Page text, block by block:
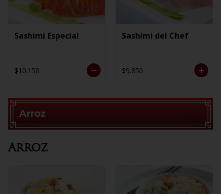
Sashimi Especial
$10.150
Sashimi del Chef
$9.850
Arroz